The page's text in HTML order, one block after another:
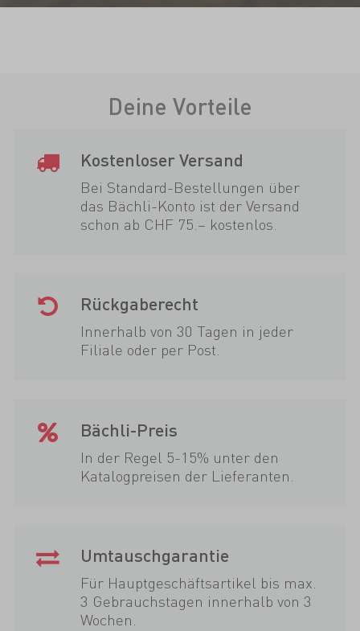
Deine Vorteile
Kostenloser Versand
Bei Standard-Bestellungen über
das Bächli-Konto ist der Versand
schon ab CHF 75.– kostenlos.
Rückgaberecht
Innerhalb von 30 Tagen in jeder
Filiale oder per Post.
Bächli-Preis
In der Regel 5-15% unter den
Katalogpreisen der Lieferanten.
Umtauschgarantie
Für Hauptgeschäftsartikel bis max.
3 Gebrauchstagen innerhalb von 3
Wochen.